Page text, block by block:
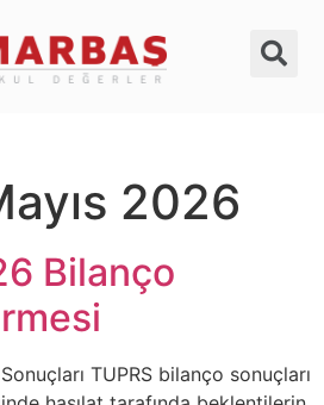
2026
Bilanço
TUPRS bilanço sonuçları